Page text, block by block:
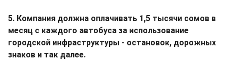
5. Компания должна оплачивать 1,5 тысячи сомов в
месяц с каждого автобуса за использование
городской инфраструктуры - остановок, дорожных
знаков и так далее.